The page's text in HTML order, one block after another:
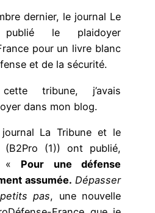
dernier, le journal Le
le plaidoyer
pour un livre blanc
et de la sécurité.
tribune, j’avais
dans mon blog.
La Tribune et le
(1)) ont publié,
« Pour une défense
assumée. Dépasser
pas, une nouvelle